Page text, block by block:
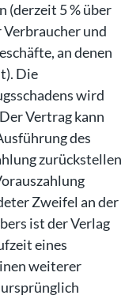
(derzeit 5 % über
Verbraucher und
an denen
Die
wird
Vertrag kann
des
zurückstellen
Zweifel an der
ist der Verlag
eines
weiterer